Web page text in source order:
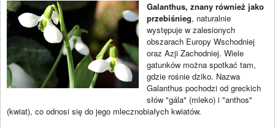
Galanthus, znany również jako
przebiśnieg, naturalnie
występuje w zalesionych
obszarach Europy Wschodniej
oraz Azji Zachodniej. Wiele
gatunków można spotkać tam,
gdzie rośnie dziko. Nazwa
Galanthus pochodzi od greckich
słów "gála" (mleko) i "anthos"
(kwiat), co odnosi się do jego mlecznobiałych kwiatów.